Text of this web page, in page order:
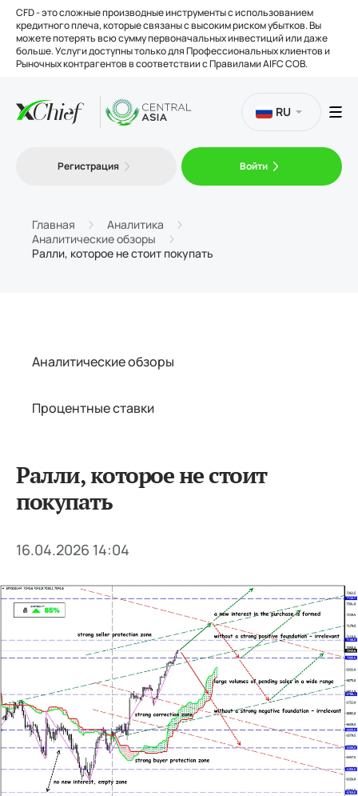
CFD - это сложные производные инструменты с использованием
кредитного плеча, которые связаны с высоким риском убытков. Вы
можете потерять всю сумму первоначальных инвестиций или даже
больше. Услуги доступны только для Профессиональных клиентов и
Рыночных контрагентов в соответствии с Правилами AIFC COB.
Торговля
Инструменты
RU
Регистрация Войти
Главная
Аналитика
Аналитические обзоры
Ралли, которое не стоит покупать
Аналитические обзоры
Процентные ставки
Ралли, которое не стоит
покупать
16.04.2026 14:04